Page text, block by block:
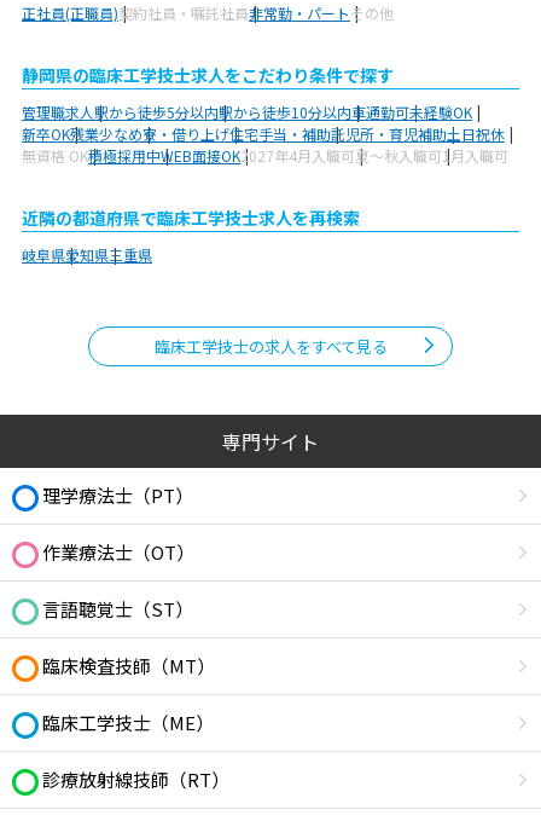
正社員(正職員)契約社員・嘱託社員非常勤・パートその他
静岡県の臨床工学技士求人をこだわり条件で探す
管理職求人駅から徒歩5分以内駅から徒歩10分以内車通勤可未経験OK
新卒OK残業少なめ寮・借り上げ住宅手当・補助託児所・育児補助土日祝休
無資格 OK積極採用中WEB面接OK2027年4月入職可夏～秋入職可1月入職可
近隣の都道府県で臨床工学技士求人を再検索
岐阜県愛知県三重県
臨床工学技士の求人をすべて見る
専門サイト
理学療法士（PT）
作業療法士（OT）
言語聴覚士（ST）
臨床検査技師（MT）
臨床工学技士（ME）
診療放射線技師（RT）